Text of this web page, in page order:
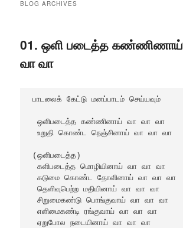
BLOG ARCHIVES
01. ஒளி படைத்த கண்ணிணாய்
வா வா
பாடலைக் கேட்டு மனப்பாடம் செய்யவும்
ஒளிபடைத்த கண்ணினாய் வா வா வா
உறுதி கொண்ட நெஞ்சினாய் வா வா வா
(ஒளிபடைத்த)
களிபடைத்த மொழியினாய் வா வா வா
கடுமை கொண்ட தோளினாய் வா வா வா
தெளிவுபெற்ற மதியினாய் வா வா வா
சிறுமைகண்டு பொங்குவாய் வா வா வா
எளிமைகண்டி ரங்குவாய் வா வா வா
ஏறுபோல நடையினாய் வா வா வா